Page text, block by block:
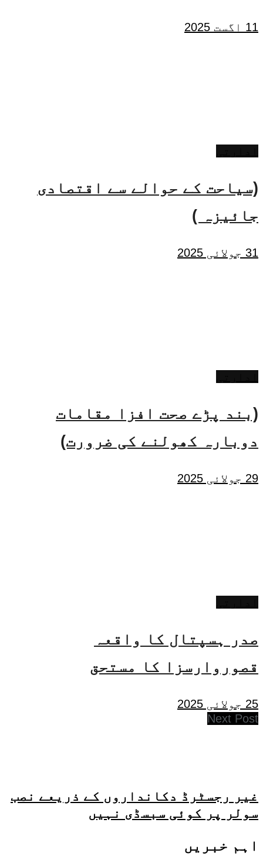
11 اگست 2025
(سیاحت کے حوالے سے اقتصادی
جائیزہ )
31 جولائی 2025
(بند پڑے صحت افزا مقامات
دوبارہ کھولنے کی ضرورت)
29 جولائی 2025
صدر ہسپتال کا واقعہ
قصوروارسزا کا مستحق
25 جولائی 2025
Next Post
غیر رجسٹرڈ دکانداروں کے ذریعے نصب
سولر پر کوئی سبسڈی نہیں
اہم خبریں